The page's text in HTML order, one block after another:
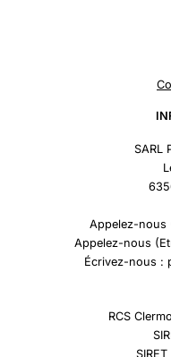
SARL
Appelez-nous
Appelez-nous
Écrivez-nous :
RCS